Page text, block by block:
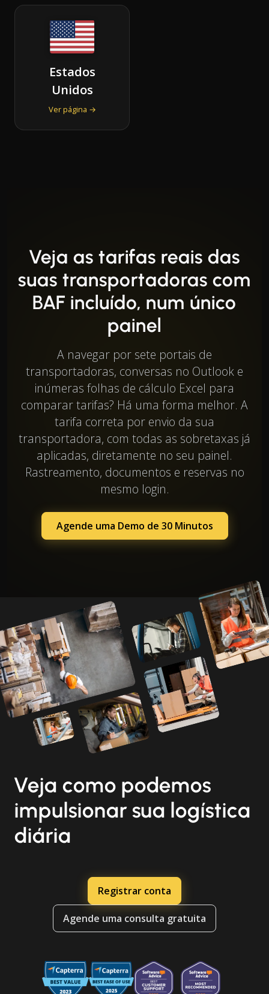
Estados
Unidos
Ver página →
Veja as tarifas reais das
suas transportadoras com
BAF incluído, num único
painel
A navegar por sete portais de
transportadoras, conversas no Outlook e
inúmeras folhas de cálculo Excel para
comparar tarifas? Há uma forma melhor. A
tarifa correta por envio da sua
transportadora, com todas as sobretaxas já
aplicadas, diretamente no seu painel.
Rastreamento, documentos e reservas no
mesmo login.
Agende uma Demo de 30 Minutos
Veja como podemos
impulsionar sua logística
diária
Registrar conta
Agende uma consulta gratuita